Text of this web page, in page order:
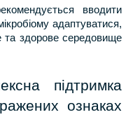
вводити
адаптуватися,
та здорове середовище
підтримка
ознаках